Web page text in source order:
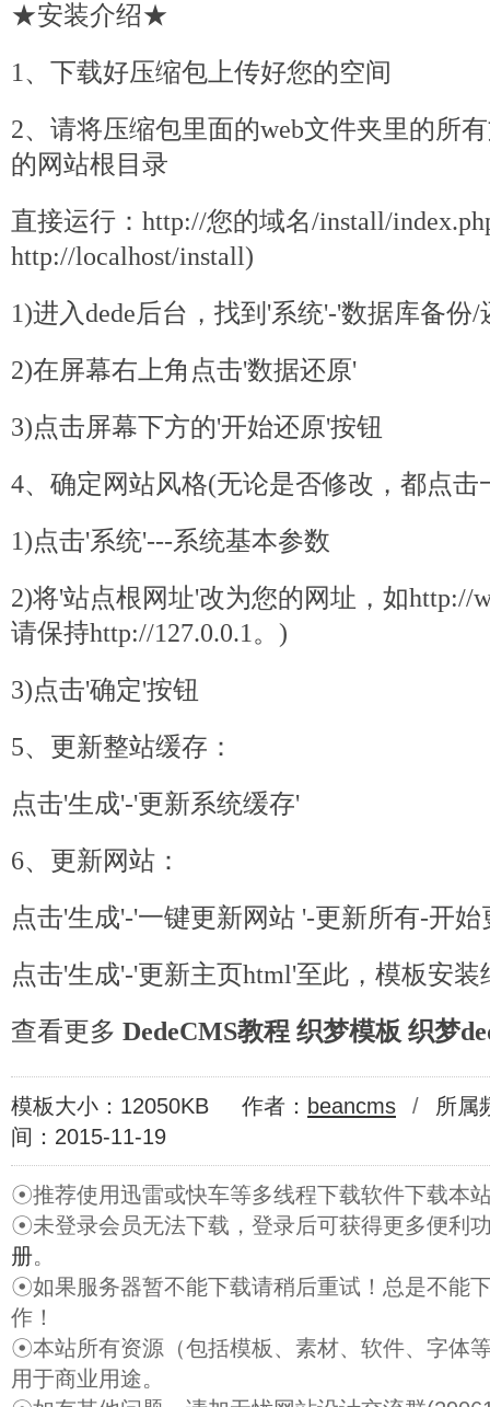
★安装介绍★
1、下载好压缩包上传好您的空间
2、请将压缩包里面的web文件夹里的所
的网站根目录
直接运行：http://您的域名/install/index.
http://localhost/install)
1)进入dede后台，找到'系统'-'数据库备份/
2)在屏幕右上角点击'数据还原'
3)点击屏幕下方的'开始还原'按钮
4、确定网站风格(无论是否修改，都点击
1)点击'系统'---系统基本参数
2)将'站点根网址'改为您的网址，如http://
请保持http://127.0.0.1。)
3)点击'确定'按钮
5、更新整站缓存：
点击'生成'-'更新系统缓存'
6、更新网站：
点击'生成'-'一键更新网站 '-更新所有-开始
点击'生成'-'更新主页html'至此，模板安装
查看更多 DedeCMS教程 织梦模板 织梦
模板大小：12050KB 作者： beancms /
所属
间：2015-11-19
☉推荐使用迅雷或快车等多线程下载软件下载本
☉未登录会员无法下载，登录后可获得更多便利
册。
☉如果服务器暂不能下载请稍后重试！总是不能
作！
☉本站所有资源（包括模板、素材、软件、字体
用于商业用途。